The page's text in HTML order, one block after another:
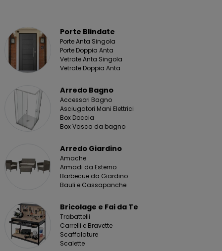
Porte Blindate
Porte Anta Singola
Porte Doppia Anta
Vetrate Anta Singola
Vetrate Doppia Anta
Arredo Bagno
Accessori Bagno
Asciugatori Mani Elettrici
Box Doccia
Box Vasca da bagno
Arredo Giardino
Amache
Armadi da Esterno
Barbecue da Giardino
Bauli e Cassapanche
Bricolage e Fai da Te
Trabattelli
Carrelli e Bravette
Scaffalature
Scalette